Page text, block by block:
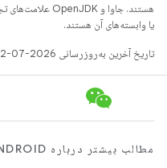
یا وابسته‌های آن هستند.
تاریخ آخرین به‌روزرسانی 2026-07-02 به‌وقت ساعت هماهنگ جهانی.
مطالب بیشتر درباره ANDROID